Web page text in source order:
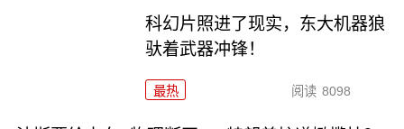
科幻片照进了现实，东大机器狼
驮着武器冲锋！
最热 阅读 8098